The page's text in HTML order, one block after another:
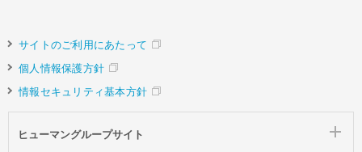
サイトのご利用にあたって
個人情報保護方針
情報セキュリティ基本方針
ヒューマングループサイト